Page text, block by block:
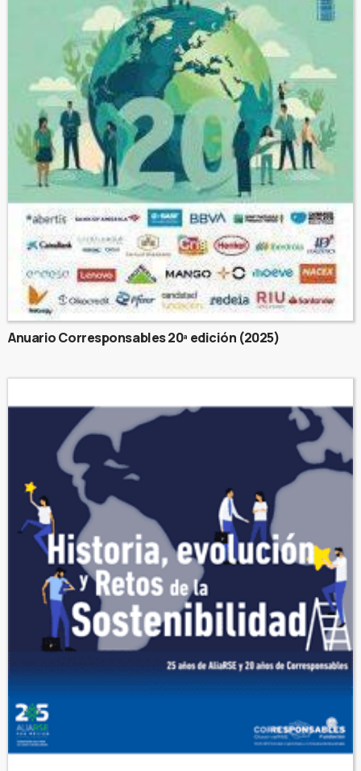
Anuario Corresponsables 20ª edición (2025)